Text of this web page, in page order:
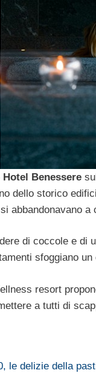
Benessere
dello storico
abbandonavano a
di coccole e di
sfoggiano un
resort
a tutti di
le delizie della